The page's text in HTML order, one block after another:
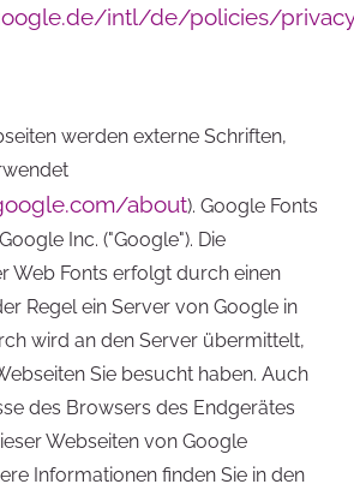
intl/de/policies/
werden externe Schriften,
about). Google Fonts
Inc. ("Google"). Die
Web Fonts erfolgt durch einen
Regel ein Server von Google in
wird an den Server übermittelt,
Sie besucht haben. Auch
des Browsers des Endgerätes
Webseiten von Google
Informationen finden Sie in den